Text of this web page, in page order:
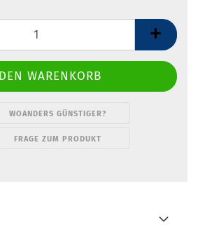
WOANDERS GÜNSTIGER?
FRAGE ZUM PRODUKT